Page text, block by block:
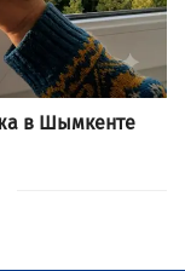
в Шымкенте